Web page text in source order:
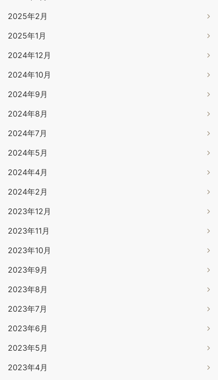
2025年2月
2025年1月
2024年12月
2024年10月
2024年9月
2024年8月
2024年7月
2024年5月
2024年4月
2024年2月
2023年12月
2023年11月
2023年10月
2023年9月
2023年8月
2023年7月
2023年6月
2023年5月
2023年4月